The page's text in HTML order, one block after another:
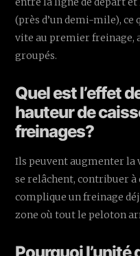
(près d’un demi-mile),
vite au premier freinage,
groupés.
Quel est l’effet
hauteur de
freinages?
Ils peuvent augmenter la
se relâchent, contribuer
complique un freinage
zone où tout le peloton